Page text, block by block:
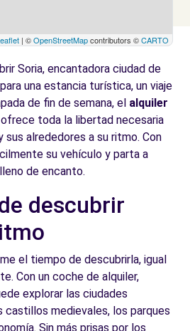
| ©OpenStreetMapcontributors ©CARTO
Soria, encantadora ciudad de
una estancia turística, un viaje
de fin de semana, el alquiler
toda la libertad necesaria
sus alrededores a su ritmo. Con
su vehículo y parta a
de encanto.
descubrir
el tiempo de descubrirla, igual
Con un coche de alquiler,
explorar las ciudades
castillos medievales, los parques
Sin más prisas por los